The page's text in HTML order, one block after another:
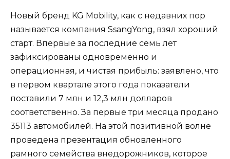
Новый бренд KG Mobility, как с недавних пор
называется компания SsangYong, взял хороший
старт. Впервые за последние семь лет
зафиксированы одновременно и
операционная, и чистая прибыль: заявлено, что
в первом квартале этого года показатели
поставили 7 млн и 12,3 млн долларов
соответственно. За первые три месяца продано
35113 автомобилей. На этой позитивной волне
проведена презентация обновленного
рамного семейства внедорожников, которое